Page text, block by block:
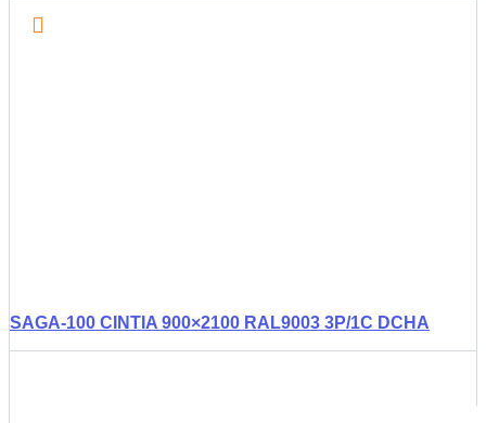
SAGA-100 CINTIA 900×2100 RAL9003 3P/1C DCHA